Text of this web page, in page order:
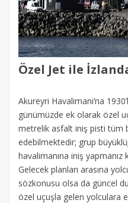
Özel Jet ile
Akureyri Havalimanı’na
günümüzde ek olarak özel
metrelik asfalt iniş pisti tüm
edebilmektedir; grup
havalimanına iniş
Gelecek planları arasına
sözkonusu olsa da güncel
özel uçuşla gelen yolculara